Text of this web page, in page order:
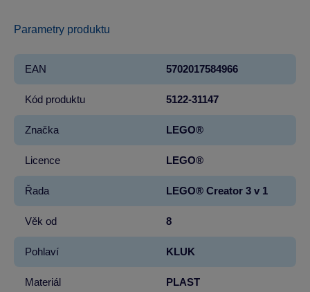
Parametry produktu
EAN 5702017584966
Kód produktu 5122-31147
Značka LEGO®
Licence LEGO®
Řada LEGO® Creator 3 v 1
Věk od 8
Pohlaví KLUK
Materiál PLAST